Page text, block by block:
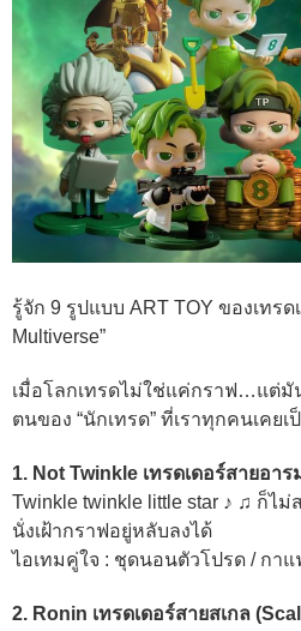
รู้จัก 9 รูปแบบ ART TOY ของเทรด
Multiverse”
เมื่อโลกเทรดไม่ใช่แค่กราฟ…แต่มั
ตนของ “นักเทรด” ที่เราทุกคนเคย
1. Not Twinkle เทรดเดอร์สายอา
Twinkle twinkle little star ♪ ♫ ก็ไ
นั่งเฝ้ากราฟอยู่หลับลงได้
ไอเทมคู่ใจ : ชุดนอนตัวโปรด / กาแ
2. Ronin เทรดเดอร์สายสเกล